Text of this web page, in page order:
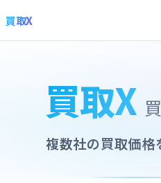
買取X
買取X
複数社の買取価